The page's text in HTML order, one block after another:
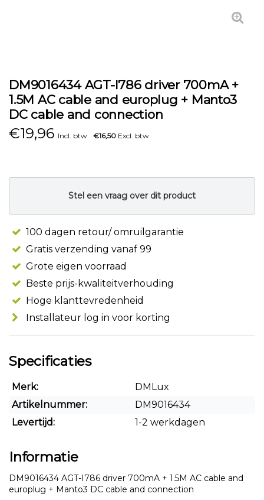
DM9016434 AGT-I786 driver 700mA +
1.5M AC cable and europlug + Manto3
DC cable and connection
€19,96 Incl. btw €16,50 Excl. btw
Stel een vraag over dit product
100 dagen retour/ omruilgarantie
Gratis verzending vanaf 99
Grote eigen voorraad
Beste prijs-kwaliteitverhouding
Hoge klanttevredenheid
Installateur log in voor korting
Specificaties
Merk:
DMLux
Artikelnummer:
DM9016434
Levertijd:
1-2 werkdagen
Informatie
DM9016434 AGT-I786 driver 700mA + 1.5M AC cable and
europlug + Manto3 DC cable and connection